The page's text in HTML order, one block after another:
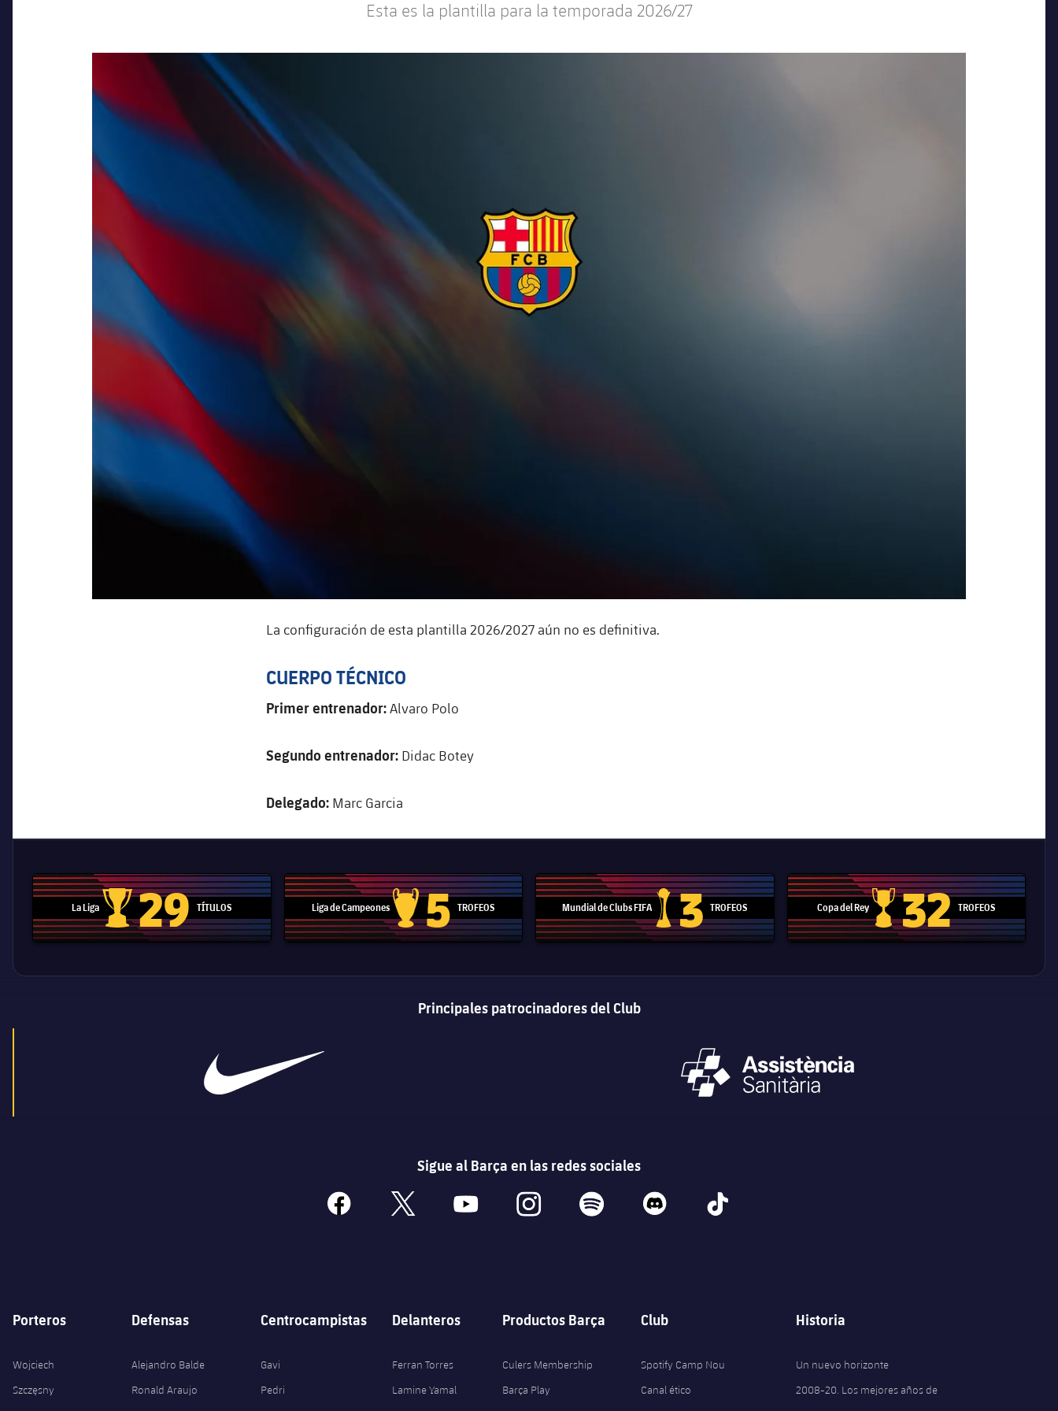
Esta es la plantilla para la temporada 2026/27
La configuración de esta plantilla 2026/2027 aún no es definitiva.
CUERPO TÉCNICO
Primer entrenador:Alvaro Polo
Segundo entrenador: Didac Botey
Delegado: Marc Garcia
La Liga
Trofeo de La Liga
29 TÍTULOS Liga de Campeones
Trofeo de la Liga de Campeones
5 TROFEOS Mundial de Clubs FIFA
Trofeo del Mundial de Clubes
3 TROFEOS Copa del Rey
Copa del Rey
32 TROFEOS
Principales patrocinadores del Club
Sigue al Barça en las redes sociales
facebook x youtube instagram spotify discord tiktok
Porteros
Wojciech
Szczęsny
Defensas
Alejandro Balde
Ronald Araujo
Centrocampistas
Gavi
Pedri
Delanteros
Ferran Torres
Lamine Yamal
Productos Barça
Culers Membership
Barça Play
Club
Spotify Camp Nou
Canal ético
Historia
Un nuevo horizonte
2008-20. Los mejores años de